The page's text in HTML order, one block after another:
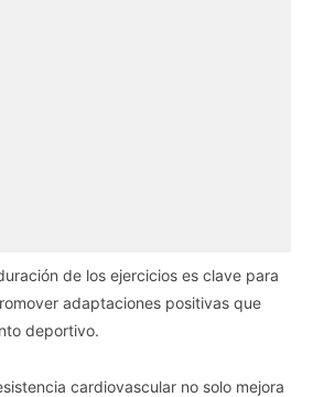
de los ejercicios es clave para
adaptaciones positivas que
deportivo.
cardiovascular no solo mejora